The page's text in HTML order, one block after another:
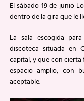
El sábado 19 de junio
dentro de la gira que le
La sala escogida
discoteca situada en
capital, y que con
espacio amplio, con
aceptable.